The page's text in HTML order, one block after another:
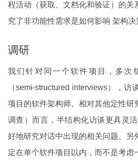
程活动（获取、文档化和验证）的关
究了非功能性需求是如何影响 架构决
调研
我们针对同一个软件项目，多次
（semi-structured interviews），访
项目的软件架构师。相对其他定性研
调查）而言，半结构化访谈更具灵
好地研究对话中出现的相关问题。另
定在单个软件项目以内，而不是考虑